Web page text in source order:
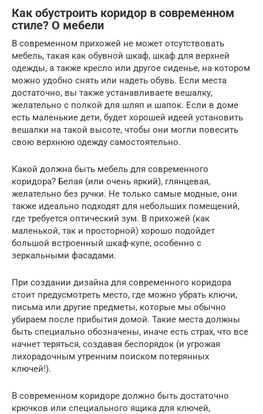
Как обустроить коридор в современном
стиле? О мебели
В современном прихожей не может отсутствовать
мебель, такая как обувной шкаф, шкаф для верхней
одежды, а также кресло или другое сиденье, на котором
можно удобно снять или надеть обувь. Если места
достаточно, вы также устанавливаете вешалку,
желательно с полкой для шляп и шапок. Если в доме
есть маленькие дети, будет хорошей идеей установить
вешалки на такой высоте, чтобы они могли повесить
свою верхнюю одежду самостоятельно.
Какой должна быть мебель для современного
коридора? Белая (или очень яркий), глянцевая,
желательно без ручки. Не только самые модные, они
также идеально подходят для небольших помещений,
где требуется оптический зум. В прихожей (как
маленькой, так и просторной) хорошо подойдет
большой встроенный шкаф-купе, особенно с
зеркальными фасадами.
При создании дизайна для современного коридора
стоит предусмотреть место, где можно убрать ключи,
письма или другие предметы, которые мы обычно
убираем после прибытия домой. Такие места должны
быть специально обозначены, иначе есть страх, что все
начнет теряться, создавая беспорядок (и угрожая
лихорадочным утренним поиском потерянных
ключей!).
В современном коридоре должно быть достаточно
крючков или специального ящика для ключей,